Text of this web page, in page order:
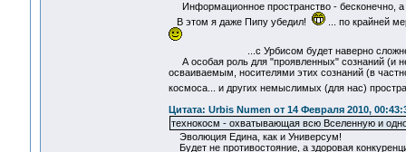
Информационное пространство - бесконечно,
В этом я даже Пипу убедил!
... по крайней
...с Урбисом будет наверно
А особая роль для "проявленных" сознаний (и
осваиваемым, носителями этих сознаний (в
космоса... и других немыслимых (для нас)
Цитата: Urbis Numen от 14 Февраля 2010,
технокосм - охватывающая всю Вселенную и
Эволюция Едина, как и Универсум!
Будет не противостояние, а здоровая